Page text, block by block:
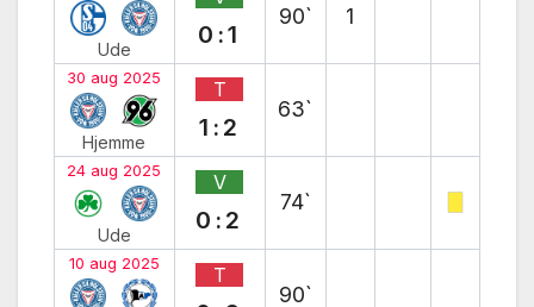
Ude
0:1
90` 1
30 aug 2025
Hjemme
T
1:2
63`
24 aug 2025
Ude
V
0:2
74`
10 aug 2025 T
90`